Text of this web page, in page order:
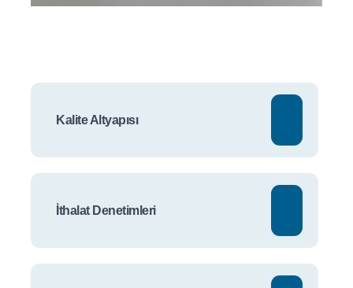
Kalite Altyapısı
İthalat Denetimleri